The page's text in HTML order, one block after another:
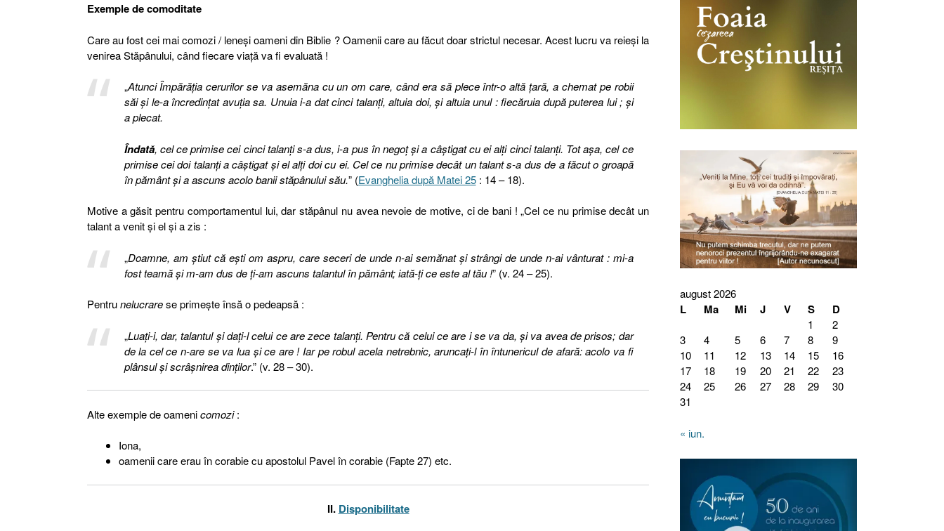
Exemple de comoditate
Care au fost cei mai comozi / leneşi oameni din Biblie ? Oamenii care au făcut doar strictul necesar. Acest lucru va reieşi la
venirea Stăpânului, când fiecare viaţă va fi evaluată !
„Atunci Împărăţia cerurilor se va asemăna cu un om care, când era să plece într-o altă ţară, a chemat pe robii
săi şi le-a încredinţat avuţia sa. Unuia i-a dat cinci talanţi, altuia doi, şi altuia unul : fiecăruia după puterea lui ; şi
a plecat.
Îndată, cel ce primise cei cinci talanţi s-a dus, i-a pus în negoţ şi a câştigat cu ei alţi cinci talanţi. Tot aşa, cel ce
primise cei doi talanţi a câştigat şi el alţi doi cu ei. Cel ce nu primise decât un talant s-a dus de a făcut o groapă
în pământ şi a ascuns acolo banii stăpânului său.” (Evanghelia după Matei 25: 14 – 18).
Motive a găsit pentru comportamentul lui, dar stăpânul nu avea nevoie de motive, ci de bani ! „Cel ce nu primise decât un
talant a venit şi el şi a zis :
„Doamne, am ştiut că eşti om aspru, care seceri de unde n-ai semănat şi strângi de unde n-ai vânturat : mi-a
fost teamă şi m-am dus de ţi-am ascuns talantul în pământ; iată-ţi ce este al tău !” (v. 24 – 25).
Pentrunelucrarese primeşte însă o pedeapsă :
„Luaţi-i, dar, talantul şi daţi-l celui ce are zece talanţi. Pentru că celui ce are i se va da, şi va avea de prisos; dar
de la cel ce n-are se va lua şi ce are ! Iar pe robul acela netrebnic, aruncaţi-l în întunericul de afară: acolo va fi
plânsul şi scrâşnirea dinţilor.” (v. 28 – 30).
Alte exemple de oamenicomozi:
Iona,
oamenii care erau în corabie cu apostolul Pavel în corabie (Fapte 27) etc.
II. Disponibilitate
august 2026
L Ma Mi J V S D
1
2
3
4 5 6 7 8
9
10
11 12 13 14 15
16
17
18 19 20 21 22
23
24
25 26 27 28 29
30
31
« iun.